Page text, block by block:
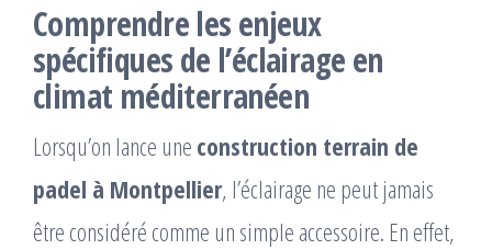
Comprendre les enjeux
spécifiques de l’éclairage en
climat méditerranéen
Lorsqu’on lance une construction terrain de
padel à Montpellier, l’éclairage ne peut jamais
être considéré comme un simple accessoire. En effet,